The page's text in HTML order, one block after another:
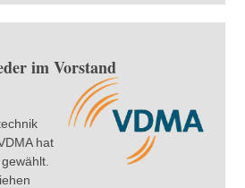
im Vorstand
hat